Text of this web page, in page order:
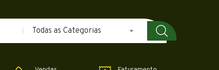
Todas as Categorias